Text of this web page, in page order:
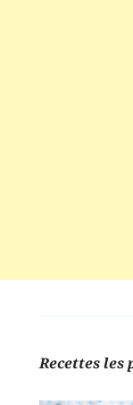
Recettes